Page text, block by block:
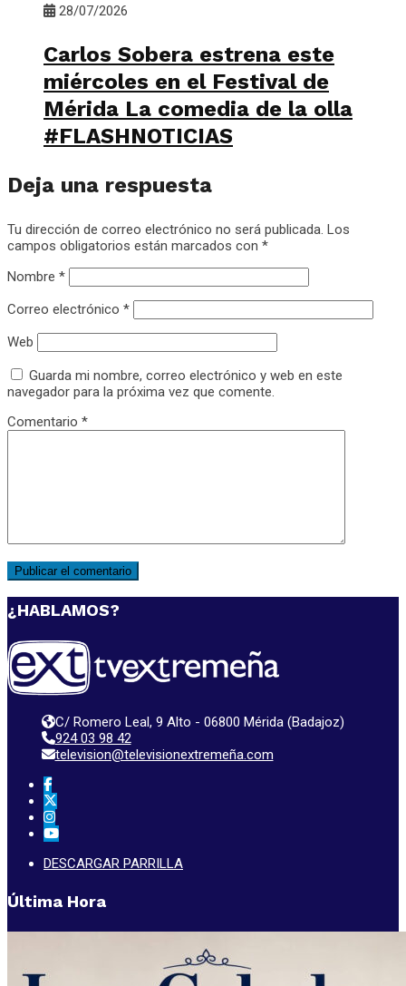
28/07/2026
Carlos Sobera estrena este
miércoles en el Festival de
Mérida La comedia de la olla
#FLASHNOTICIAS
Deja una respuesta
Tu dirección de correo electrónico no será publicada. Los
campos obligatorios están marcados con *
Nombre *
Correo electrónico *
Web
Guarda mi nombre, correo electrónico y web en este
navegador para la próxima vez que comente.
Comentario *
¿HABLAMOS?
C/ Romero Leal, 9 Alto - 06800 Mérida (Badajoz)
924 03 98 42
television@televisionextremeña.com
DESCARGAR PARRILLA
Última Hora